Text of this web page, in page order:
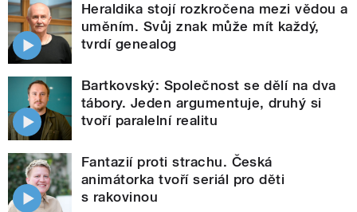
Heraldika stojí rozkročena mezi vědou a
uměním. Svůj znak může mít každý,
tvrdí genealog
Bartkovský: Společnost se dělí na dva
tábory. Jeden argumentuje, druhý si
tvoří paralelní realitu
Fantazií proti strachu. Česká
animátorka tvoří seriál pro děti
s rakovinou